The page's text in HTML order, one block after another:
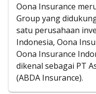
Oona Insurance
Group yang
satu perusahaan
Indonesia, Oona
Oona Insurance
dikenal sebagai PT
(ABDA Insurance).